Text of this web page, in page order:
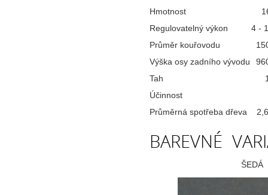
Hmotnost
Regulovatelný výkon
4 -
Průměr kouřovodu
Výška osy zadního vývodu
Tah
Účinnost
Průměrná spotřeba dřeva
BAREVNÉ
ŠEDÁ